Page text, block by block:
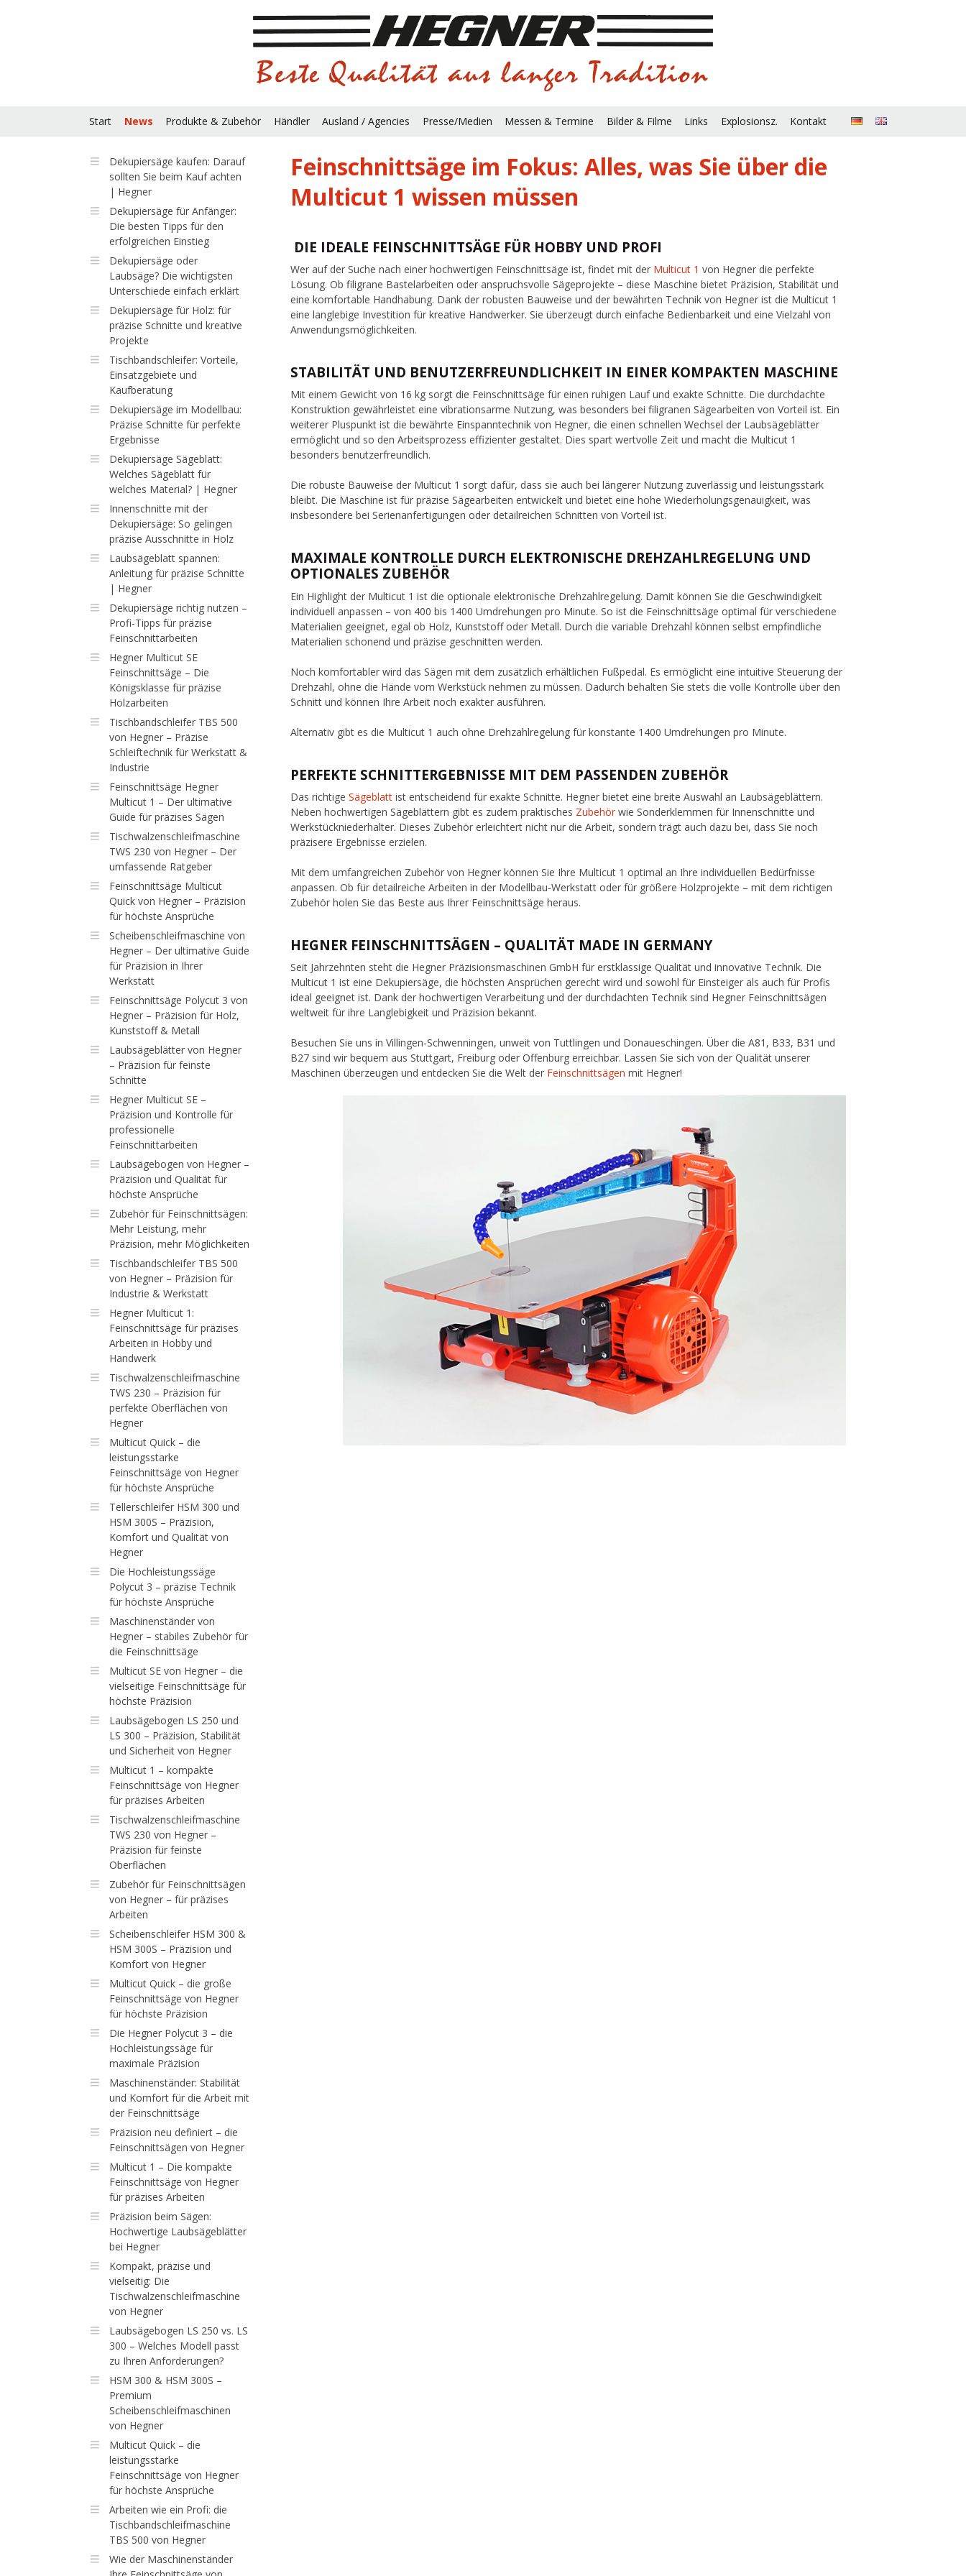
Start News Produkte & Zubehör Händler Ausland / Agencies Presse/Medien Messen & Termine Bilder & Filme Links Explosionsz. Kontakt
Dekupiersäge kaufen: Darauf
sollten Sie beim Kauf achten
| Hegner
Dekupiersäge für Anfänger:
Die besten Tipps für den
erfolgreichen Einstieg
Dekupiersäge oder
Laubsäge? Die wichtigsten
Unterschiede einfach erklärt
Dekupiersäge für Holz: für
präzise Schnitte und kreative
Projekte
Tischbandschleifer: Vorteile,
Einsatzgebiete und
Kaufberatung
Dekupiersäge im Modellbau:
Präzise Schnitte für perfekte
Ergebnisse
Dekupiersäge Sägeblatt:
Welches Sägeblatt für
welches Material? | Hegner
Innenschnitte mit der
Dekupiersäge: So gelingen
präzise Ausschnitte in Holz
Laubsägeblatt spannen:
Anleitung für präzise Schnitte
| Hegner
Dekupiersäge richtig nutzen –
Profi-Tipps für präzise
Feinschnittarbeiten
Hegner Multicut SE
Feinschnittsäge – Die
Königsklasse für präzise
Holzarbeiten
Tischbandschleifer TBS 500
von Hegner – Präzise
Schleiftechnik für Werkstatt &
Industrie
Feinschnittsäge Hegner
Multicut 1 – Der ultimative
Guide für präzises Sägen
Tischwalzenschleifmaschine
TWS 230 von Hegner – Der
umfassende Ratgeber
Feinschnittsäge Multicut
Quick von Hegner – Präzision
für höchste Ansprüche
Scheibenschleifmaschine von
Hegner – Der ultimative Guide
für Präzision in Ihrer
Werkstatt
Feinschnittsäge Polycut 3 von
Hegner – Präzision für Holz,
Kunststoff & Metall
Laubsägeblätter von Hegner
– Präzision für feinste
Schnitte
Hegner Multicut SE –
Präzision und Kontrolle für
professionelle
Feinschnittarbeiten
Laubsägebogen von Hegner –
Präzision und Qualität für
höchste Ansprüche
Zubehör für Feinschnittsägen:
Mehr Leistung, mehr
Präzision, mehr Möglichkeiten
Tischbandschleifer TBS 500
von Hegner – Präzision für
Industrie & Werkstatt
Hegner Multicut 1:
Feinschnittsäge für präzises
Arbeiten in Hobby und
Handwerk
Tischwalzenschleifmaschine
TWS 230 – Präzision für
perfekte Oberflächen von
Hegner
Multicut Quick – die
leistungsstarke
Feinschnittsäge von Hegner
für höchste Ansprüche
Tellerschleifer HSM 300 und
HSM 300S – Präzision,
Komfort und Qualität von
Hegner
Die Hochleistungssäge
Polycut 3 – präzise Technik
für höchste Ansprüche
Maschinenständer von
Hegner – stabiles Zubehör für
die Feinschnittsäge
Multicut SE von Hegner – die
vielseitige Feinschnittsäge für
höchste Präzision
Laubsägebogen LS 250 und
LS 300 – Präzision, Stabilität
und Sicherheit von Hegner
Multicut 1 – kompakte
Feinschnittsäge von Hegner
für präzises Arbeiten
Tischwalzenschleifmaschine
TWS 230 von Hegner –
Präzision für feinste
Oberflächen
Zubehör für Feinschnittsägen
von Hegner – für präzises
Arbeiten
Scheibenschleifer HSM 300 &
HSM 300S – Präzision und
Komfort von Hegner
Multicut Quick – die große
Feinschnittsäge von Hegner
für höchste Präzision
Die Hegner Polycut 3 – die
Hochleistungssäge für
maximale Präzision
Maschinenständer: Stabilität
und Komfort für die Arbeit mit
der Feinschnittsäge
Präzision neu definiert – die
Feinschnittsägen von Hegner
Multicut 1 – Die kompakte
Feinschnittsäge von Hegner
für präzises Arbeiten
Präzision beim Sägen:
Hochwertige Laubsägeblätter
bei Hegner
Kompakt, präzise und
vielseitig: Die
Tischwalzenschleifmaschine
von Hegner
Laubsägebogen LS 250 vs. LS
300 – Welches Modell passt
zu Ihren Anforderungen?
HSM 300 & HSM 300S –
Premium
Scheibenschleifmaschinen
von Hegner
Multicut Quick – die
leistungsstarke
Feinschnittsäge von Hegner
für höchste Ansprüche
Arbeiten wie ein Profi: die
Tischbandschleifmaschine
TBS 500 von Hegner
Wie der Maschinenständer
Feinschnittsäge im Fokus: Alles, was Sie über die
Multicut 1 wissen müssen
DIE IDEALE FEINSCHNITTSÄGE FÜR HOBBY UND PROFI
Wer auf der Suche nach einer hochwertigen Feinschnittsäge ist, findet mit der Multicut 1 von Hegner die perfekte
Lösung. Ob filigrane Bastelarbeiten oder anspruchsvolle Sägeprojekte – diese Maschine bietet Präzision, Stabilität und
eine komfortable Handhabung. Dank der robusten Bauweise und der bewährten Technik von Hegner ist die Multicut 1
eine langlebige Investition für kreative Handwerker. Sie überzeugt durch einfache Bedienbarkeit und eine Vielzahl von
Anwendungsmöglichkeiten.
STABILITÄT UND BENUTZERFREUNDLICHKEIT IN EINER KOMPAKTEN MASCHINE
Mit einem Gewicht von 16 kg sorgt die Feinschnittsäge für einen ruhigen Lauf und exakte Schnitte. Die durchdachte
Konstruktion gewährleistet eine vibrationsarme Nutzung, was besonders bei filigranen Sägearbeiten von Vorteil ist. Ein
weiterer Pluspunkt ist die bewährte Einspanntechnik von Hegner, die einen schnellen Wechsel der Laubsägeblätter
ermöglicht und so den Arbeitsprozess effizienter gestaltet. Dies spart wertvolle Zeit und macht die Multicut 1
besonders benutzerfreundlich.
Die robuste Bauweise der Multicut 1 sorgt dafür, dass sie auch bei längerer Nutzung zuverlässig und leistungsstark
bleibt. Die Maschine ist für präzise Sägearbeiten entwickelt und bietet eine hohe Wiederholungsgenauigkeit, was
insbesondere bei Serienanfertigungen oder detailreichen Schnitten von Vorteil ist.
MAXIMALE KONTROLLE DURCH ELEKTRONISCHE DREHZAHLREGELUNG UND
OPTIONALES ZUBEHÖR
Ein Highlight der Multicut 1 ist die optionale elektronische Drehzahlregelung. Damit können Sie die Geschwindigkeit
individuell anpassen – von 400 bis 1400 Umdrehungen pro Minute. So ist die Feinschnittsäge optimal für verschiedene
Materialien geeignet, egal ob Holz, Kunststoff oder Metall. Durch die variable Drehzahl können selbst empfindliche
Materialien schonend und präzise geschnitten werden.
Noch komfortabler wird das Sägen mit dem zusätzlich erhältlichen Fußpedal. Es ermöglicht eine intuitive Steuerung der
Drehzahl, ohne die Hände vom Werkstück nehmen zu müssen. Dadurch behalten Sie stets die volle Kontrolle über den
Schnitt und können Ihre Arbeit noch exakter ausführen.
Alternativ gibt es die Multicut 1 auch ohne Drehzahlregelung für konstante 1400 Umdrehungen pro Minute.
PERFEKTE SCHNITTERGEBNISSE MIT DEM PASSENDEN ZUBEHÖR
Das richtigeSägeblatt ist entscheidend für exakte Schnitte. Hegner bietet eine breite Auswahl an Laubsägeblättern.
Neben hochwertigen Sägeblättern gibt es zudem praktisches Zubehör wie Sonderklemmen für Innenschnitte und
Werkstückniederhalter. Dieses Zubehör erleichtert nicht nur die Arbeit, sondern trägt auch dazu bei, dass Sie noch
präzisere Ergebnisse erzielen.
Mit dem umfangreichen Zubehör von Hegner können Sie Ihre Multicut 1 optimal an Ihre individuellen Bedürfnisse
anpassen. Ob für detailreiche Arbeiten in der Modellbau-Werkstatt oder für größere Holzprojekte – mit dem richtigen
Zubehör holen Sie das Beste aus Ihrer Feinschnittsäge heraus.
HEGNER FEINSCHNITTSÄGEN – QUALITÄT MADE IN GERMANY
Seit Jahrzehnten steht die Hegner Präzisionsmaschinen GmbH für erstklassige Qualität und innovative Technik. Die
Multicut 1 ist eine Dekupiersäge, die höchsten Ansprüchen gerecht wird und sowohl für Einsteiger als auch für Profis
ideal geeignet ist. Dank der hochwertigen Verarbeitung und der durchdachten Technik sind Hegner Feinschnittsägen
weltweit für ihre Langlebigkeit und Präzision bekannt.
Besuchen Sie uns in Villingen-Schwenningen, unweit von Tuttlingen und Donaueschingen. Über die A81, B33, B31 und
B27 sind wir bequem aus Stuttgart, Freiburg oder Offenburg erreichbar. Lassen Sie sich von der Qualität unserer
Maschinen überzeugen und entdecken Sie die Welt der Feinschnittsägen mit Hegner!